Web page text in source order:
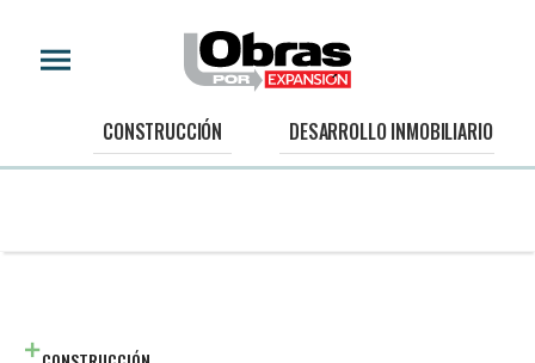
CONSTRUCCIÓN DESARROLLO INMOBILIARIO